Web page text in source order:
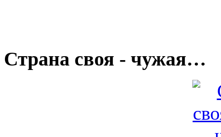
Страна своя - чужая…